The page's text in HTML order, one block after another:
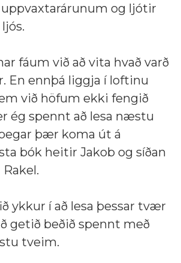
og ljótir
fáum við að vita hvað varð
En ennþá liggja í loftinu
við höfum ekki fengið
ég spennt að lesa næstu
þær koma út á
bók heitir Jakob og síðan
ykkur í að lesa þessar tvær
getið beðið spennt með
tveim.